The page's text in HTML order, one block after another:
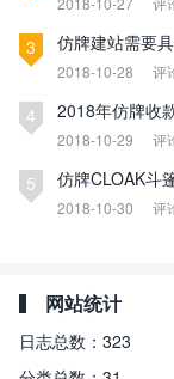
3 仿牌建站需要
2018-10-28 评
4 2018年仿牌收
2018-10-29 评
5 仿牌CLOAK斗
2018-10-30 评
网站统计
日志总数： 323